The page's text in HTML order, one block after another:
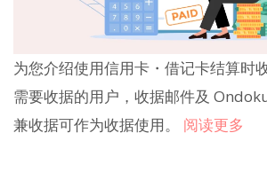
为您介绍使用信用卡・借记卡结算时
需要收据的用户，收据邮件及
兼收据可作为收据使用。 阅读更多